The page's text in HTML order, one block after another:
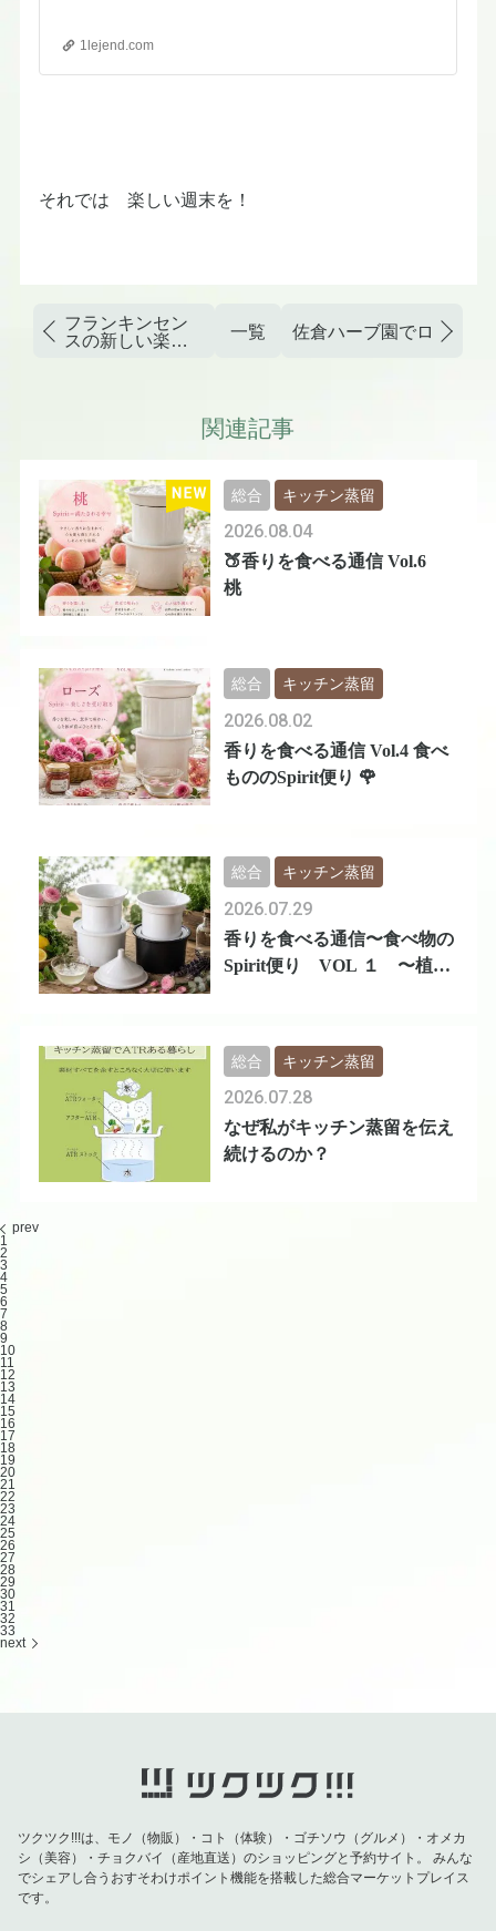
1lejend.com
それでは 楽しい週末を！
フランキンセン
スの新しい楽精
一覧 佐倉ハーブ園でローゼル
関連記事
🍑香りを食べる通信 Vol.6
桃
2026.08.04
総合 キッチン蒸留
香りを食べる通信 Vol.4 食べ
もののSpirit便り 🌹
2026.08.02
総合 キッチン蒸留
香りを食べる通信〜食べ物の
Spirit便り VOL １ 〜植物
2026.07.29
総合 キッチン蒸留
なぜ私がキッチン蒸留を伝え
続けるのか？
2026.07.28
総合 キッチン蒸留
prev
1
2
3
4
5
6
7
8
9
10
11
12
13
14
15
16
17
18
19
20
21
22
23
24
25
26
27
28
29
30
31
32
33
next
ツクツク!!!は、モノ（物販）・コト（体験）・ゴチソウ（グルメ）・オメカ
シ（美容）・チョクバイ（産地直送）のショッピングと予約サイト。
みんな
でシェアし合うおすそわけポイント機能を搭載した総合マーケットプレイス
です。